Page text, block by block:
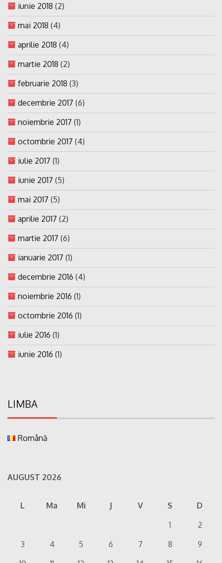
iunie 2018 (2)
mai 2018 (4)
aprilie 2018 (4)
martie 2018 (2)
februarie 2018 (3)
decembrie 2017 (6)
noiembrie 2017 (1)
octombrie 2017 (4)
iulie 2017 (1)
iunie 2017 (5)
mai 2017 (5)
aprilie 2017 (2)
martie 2017 (6)
ianuarie 2017 (1)
decembrie 2016 (4)
noiembrie 2016 (1)
octombrie 2016 (1)
iulie 2016 (1)
iunie 2016 (1)
LIMBA
Română
AUGUST 2026
L Ma Mi J V S
D
1
2
3
4 5 6 7 8
9